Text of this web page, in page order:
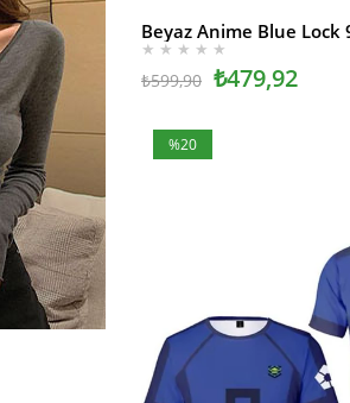
SEPETE EKLE
★ ★ ★ ★ ★
₺479,92
₺599,90
%20